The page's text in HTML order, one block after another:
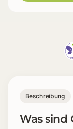
Beschreibung
Was sind